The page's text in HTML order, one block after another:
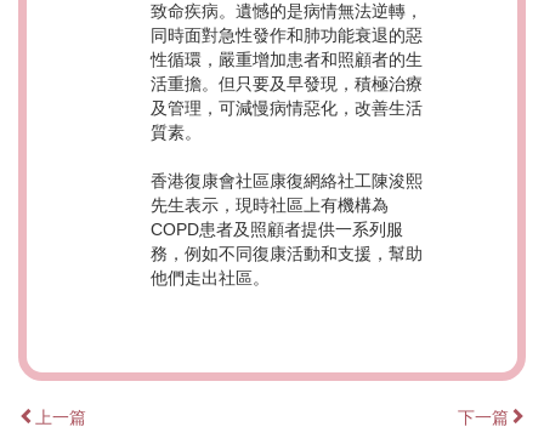
致命疾病。遺憾的是病情無法逆轉，
同時面對急性發作和肺功能衰退的惡
性循環，嚴重增加患者和照顧者的生
活重擔。但只要及早發現，積極治療
及管理，可減慢病情惡化，改善生活
質素。
香港復康會社區康復網絡社工陳浚熙
先生表示，現時社區上有機構為
COPD患者及照顧者提供一系列服
務，例如不同復康活動和支援，幫助
他們走出社區。
上一篇 下一篇